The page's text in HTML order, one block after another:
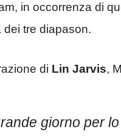
in occorrenza di
dei tre diapason.
di Lin Jarvis,
giorno per